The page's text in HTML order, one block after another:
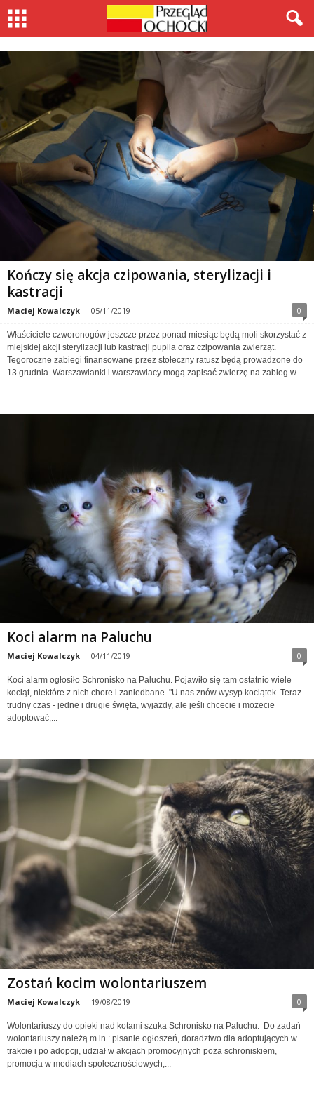
Kończy się akcja czipowania, sterylizacji i
kastracji
Maciej Kowalczyk - 05/11/2019 0
Właściciele czworonogów jeszcze przez ponad miesiąc będą moli skorzystać z
miejskiej akcji sterylizacji lub kastracji pupila oraz czipowania zwierząt.
Tegoroczne zabiegi finansowane przez stołeczny ratusz będą prowadzone do
13 grudnia. Warszawianki i warszawiacy mogą zapisać zwierzę na zabieg w...
Koci alarm na Paluchu
Maciej Kowalczyk - 04/11/2019 0
Koci alarm ogłosiło Schronisko na Paluchu. Pojawiło się tam ostatnio wiele
kociąt, niektóre z nich chore i zaniedbane. "U nas znów wysyp kociątek. Teraz
trudny czas - jedne i drugie święta, wyjazdy, ale jeśli chcecie i możecie
adoptować,...
Zostań kocim wolontariuszem
Maciej Kowalczyk - 19/08/2019 0
Wolontariuszy do opieki nad kotami szuka Schronisko na Paluchu. Do zadań
wolontariuszy należą m.in.: pisanie ogłoszeń, doradztwo dla adoptujących w
trakcie i po adopcji, udział w akcjach promocyjnych poza schroniskiem,
promocja w mediach społecznościowych,...